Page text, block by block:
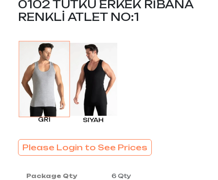
0102 TUTKU ERKEK RİBANA
RENKLİ ATLET NO:1
GRI SIYAH
Please Login to See Prices
Package Qty 6 Qty